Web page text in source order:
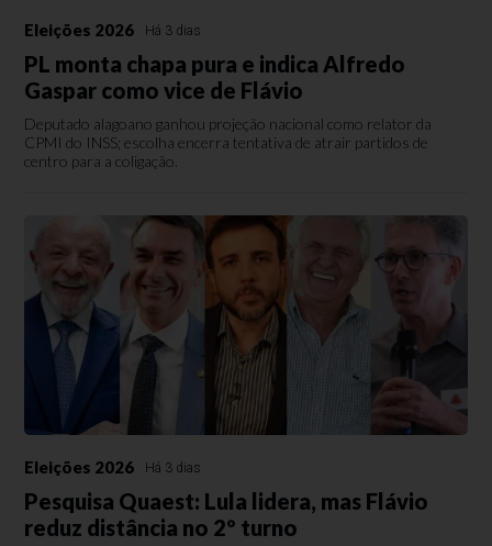
Eleições 2026 Há 3 dias
PL monta chapa pura e indica Alfredo
Gaspar como vice de Flávio
Deputado alagoano ganhou projeção nacional como relator da
CPMI do INSS; escolha encerra tentativa de atrair partidos de
centro para a coligação.
Eleições 2026 Há 3 dias
Pesquisa Quaest: Lula lidera, mas Flávio
reduz distância no 2º turno